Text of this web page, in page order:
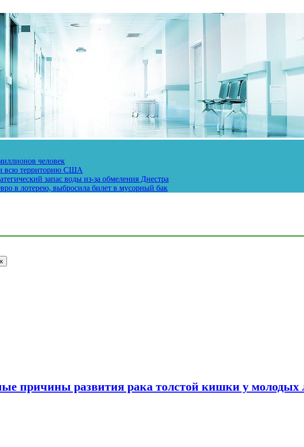
человек
всю территорию США
запас воды из-за обмеления Днестра
в лотерею, выбросила билет в мусорный бак
причины развития рака толстой кишки у молодых